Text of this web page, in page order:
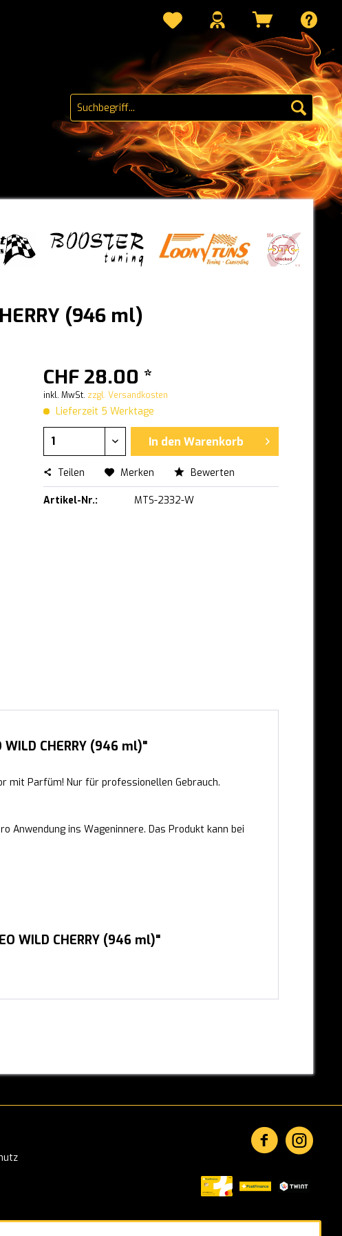
(946 ml)
CHF 28.00 *
inkl. MwSt. zzgl. Versandkosten
Lieferzeit 5 Werktage
In den Warenkorb
Teilen Merken Bewerten
Artikel-Nr.: MTS-2332-W
CHERRY (946 ml)"
mit Parfüm! Nur für professionellen Gebrauch.
Anwendung ins Wageninnere. Das Produkt kann bei
WILD CHERRY (946 ml)"